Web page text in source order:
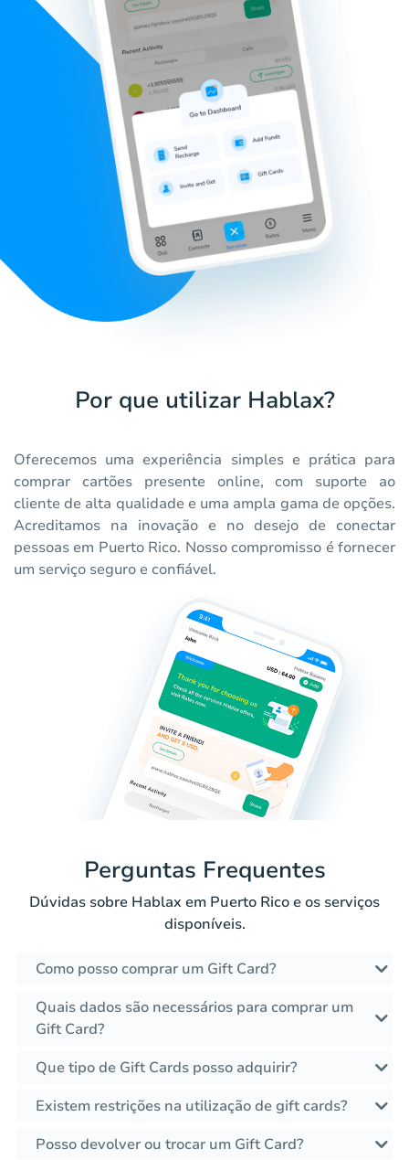
Por que utilizar Hablax?
Oferecemos uma experiência simples e prática para
comprar cartões presente online, com suporte ao
cliente de alta qualidade e uma ampla gama de opções.
Acreditamos na inovação e no desejo de conectar
pessoas em Puerto Rico. Nosso compromisso é fornecer
um serviço seguro e confiável.
Perguntas Frequentes
Dúvidas sobre Hablax em Puerto Rico e os serviços
disponíveis.
Como posso comprar um Gift Card?
Quais dados são necessários para comprar um
Gift Card?
Que tipo de Gift Cards posso adquirir?
Existem restrições na utilização de gift cards?
Posso devolver ou trocar um Gift Card?